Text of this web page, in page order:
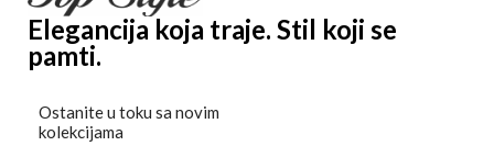
Elegancija koja traje. Stil koji se
pamti.
Ostanite u toku sa novim
kolekcijama